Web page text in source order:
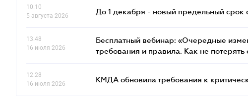
10.10
5 августа 2026
До 1 декабря - новый предельный срок
13.48
16 июля 2026
Бесплатный вебинар: «Очередные
требования и правила. Как не
12.28
16 июля 2026
КМДА обновила требования к